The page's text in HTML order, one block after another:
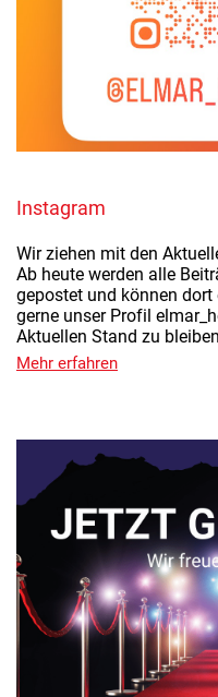
Instagram
Wir ziehen mit den
Ab heute werden alle
gepostet und können dort
gerne unser Profil
Aktuellen Stand zu
Mehr erfahren